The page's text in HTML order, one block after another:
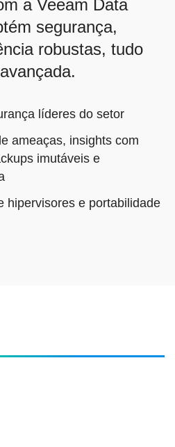
a Veeam Data
segurança,
robustas, tudo
líderes do setor
ameaças, insights com
imutáveis e
hipervisores e portabilidade